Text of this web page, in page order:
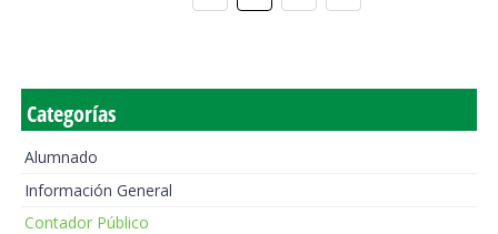
Categorías
Alumnado
Información General
Contador Público